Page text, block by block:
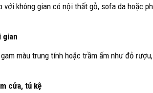
với không gian có nội thất gỗ, sofa da hoặc
gian
màu trung tính hoặc trầm ấm như đỏ
cửa, tủ kệ